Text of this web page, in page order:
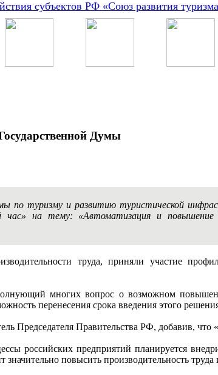
субъектов РФ «Союз развития
Думы
по туризму и развитию туристической
час» на тему: «Автоматизация и
труда, приняли участие
многих вопрос о возможном
перенесения срока введения этого
Председателя Правительства РФ, добавив, что
российских предприятий планируется
повысить производительность труда